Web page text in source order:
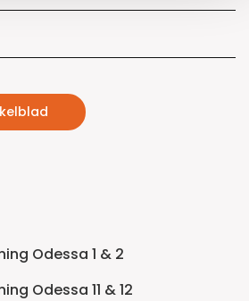
Odessa 1 & 2
Odessa 11 & 12